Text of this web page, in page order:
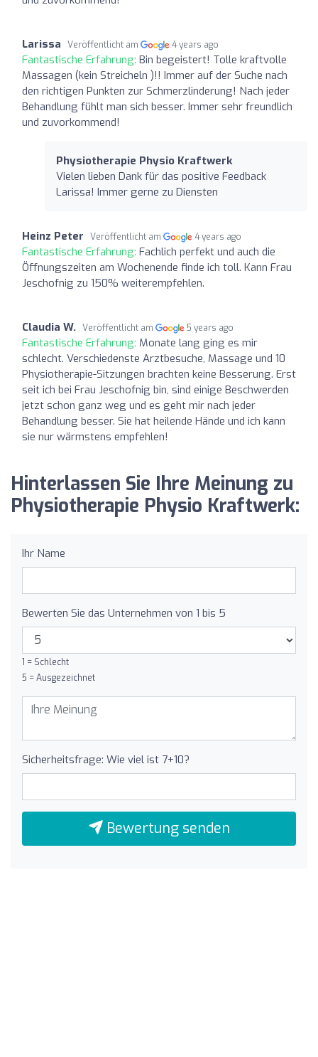
Larissa Veröffentlicht am 4 years ago
Fantastische Erfahrung: Bin begeistert! Tolle kraftvolle
Massagen (kein Streicheln )!! Immer auf der Suche nach
den richtigen Punkten zur Schmerzlinderung! Nach jeder
Behandlung fühlt man sich besser. Immer sehr freundlich
und zuvorkommend!
Physiotherapie Physio Kraftwerk
Vielen lieben Dank für das positive Feedback
Larissa! Immer gerne zu Diensten
Heinz Peter Veröffentlicht am 4 years ago
Fantastische Erfahrung: Fachlich perfekt und auch die
Öffnungszeiten am Wochenende finde ich toll. Kann Frau
Jeschofnig zu 150% weiterempfehlen.
Claudia W. Veröffentlicht am 5 years ago
Fantastische Erfahrung: Monate lang ging es mir
schlecht. Verschiedenste Arztbesuche, Massage und 10
Physiotherapie-Sitzungen brachten keine Besserung. Erst
seit ich bei Frau Jeschofnig bin, sind einige Beschwerden
jetzt schon ganz weg und es geht mir nach jeder
Behandlung besser. Sie hat heilende Hände und ich kann
sie nur wärmstens empfehlen!
Hinterlassen Sie Ihre Meinung zu
Physiotherapie Physio Kraftwerk:
Ihr Name
Bewerten Sie das Unternehmen von 1 bis 5
1 = Schlecht
5 = Ausgezeichnet
Sicherheitsfrage: Wie viel ist 7+10?
Bewertung senden